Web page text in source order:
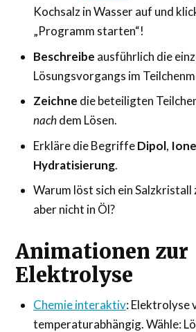
Kochsalz in Wasser auf und
„Programm starten“!
Beschreibe ausführlich die
Lösungsvorgangs im
Zeichne die beteiligten
nachdem Lösen.
Erkläre die BegriffeDipol,
Hydratisierung.
Warum löst sich ein Salzkristall
aber nicht in Öl?
Animationen zur
Elektrolyse
Chemie interaktiv: Elektrolyse
temperaturabhängig. Wähle: